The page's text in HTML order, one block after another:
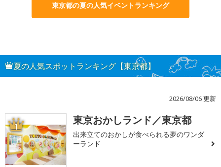
東京都の夏の人気イベントランキング
夏の人気スポットランキング【東京都】
2026/08/06 更新
1 東京おかしランド／東京都
出来立てのおかしが食べられる夢のワンダ
ーランド